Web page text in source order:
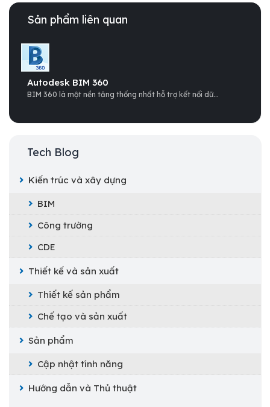
Sản phẩm liên quan
Autodesk BIM 360
BIM 360 là một nền tảng thống nhất hỗ trợ kết nối dữ...
Tech Blog
Kiến trúc và xây dựng
BIM
Công trường
CDE
Thiết kế và sản xuất
Thiết kế sản phẩm
Chế tạo và sản xuất
Sản phẩm
Cập nhật tính năng
Hướng dẫn và Thủ thuật